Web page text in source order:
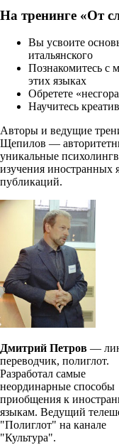
На тренинге «От
Вы усвоите
итальянского
Познакомитесь с
этих языках
Обретете
Научитесь
Авторы и ведущие
Щепилов —
уникальные
изучения иностранных
публикаций.
Дмитрий Петров —
переводчик, полиглот.
Разработал самые
неординарные способы
приобщения к
языкам. Ведущий
"Полиглот" на канале
"Культура".